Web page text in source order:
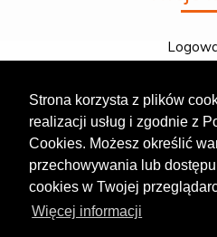
Strona korzysta z plików
realizacji usług i zgodnie z
Cookies. Możesz określić
przechowywania lub
cookies w Twojej
Więcej informacji
Twoje